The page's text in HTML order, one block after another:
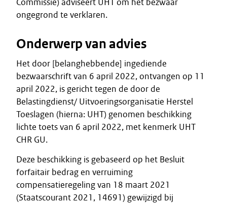
Commissie) adviseert UHT om het bezwaar
ongegrond te verklaren.
Onderwerp van advies
Het door [belanghebbende] ingediende
bezwaarschrift van 6 april 2022, ontvangen op 11
april 2022, is gericht tegen de door de
Belastingdienst/ Uitvoeringsorganisatie Herstel
Toeslagen (hierna: UHT) genomen beschikking
lichte toets van 6 april 2022, met kenmerk UHT
CHR GU.
Deze beschikking is gebaseerd op het Besluit
forfaitair bedrag en verruiming
compensatieregeling van 18 maart 2021
(Staatscourant 2021, 14691) gewijzigd bij